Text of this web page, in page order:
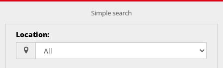
Simple search
Location: